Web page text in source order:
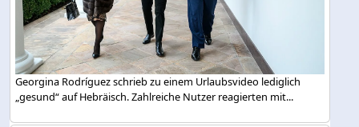
Georgina Rodríguez schrieb zu einem Urlaubsvideo lediglich
„gesund“ auf Hebräisch. Zahlreiche Nutzer reagierten mit...